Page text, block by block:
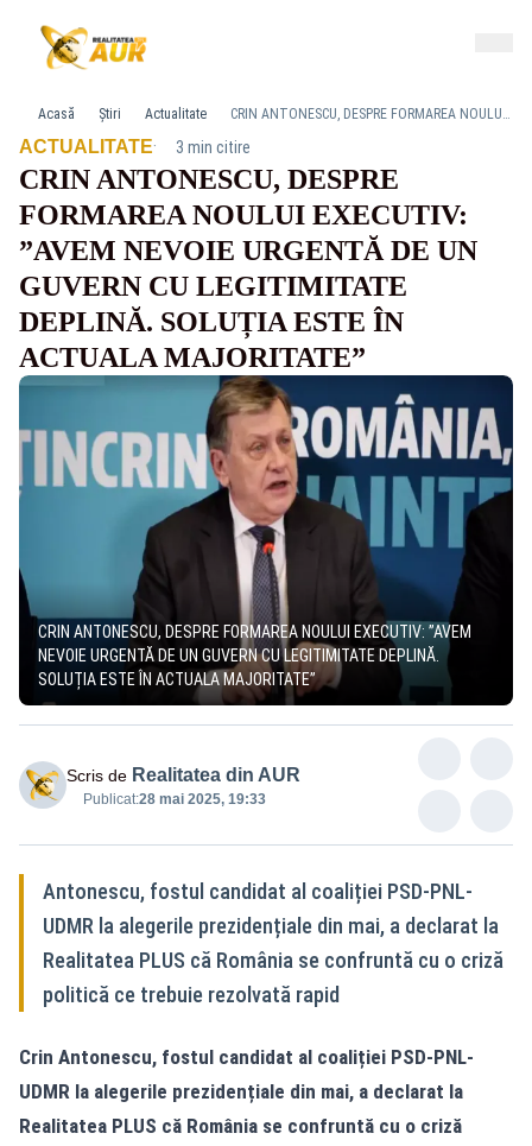
Acasă Știri Actualitate CRIN ANTONESCU, DESPRE FORMAREA NOULUI EXECUTIV: ”AVEM NEVOIE URGENTĂ DE UN GUVERN CU LEGITIMITATE DEPLINĂ. SOLUȚIA ESTE ÎN ACTUALA MAJORITATE”
ACTUALITATE· 3 min citire
CRIN ANTONESCU, DESPRE
FORMAREA NOULUI EXECUTIV:
”AVEM NEVOIE URGENTĂ DE UN
GUVERN CU LEGITIMITATE
DEPLINĂ. SOLUȚIA ESTE ÎN
ACTUALA MAJORITATE”
CRIN ANTONESCU, DESPRE FORMAREA NOULUI EXECUTIV: ”AVEM
NEVOIE URGENTĂ DE UN GUVERN CU LEGITIMITATE DEPLINĂ.
SOLUȚIA ESTE ÎN ACTUALA MAJORITATE”
Scris de Realitatea din AUR
Publicat:28 mai 2025, 19:33
Antonescu, fostul candidat al coaliției PSD-PNL-
UDMR la alegerile prezidențiale din mai, a declarat la
Realitatea PLUS că România se confruntă cu o criză
politică ce trebuie rezolvată rapid
Crin Antonescu, fostul candidat al coaliției PSD-PNL-
UDMR la alegerile prezidențiale din mai, a declarat la
Realitatea PLUS că România se confruntă cu o criză